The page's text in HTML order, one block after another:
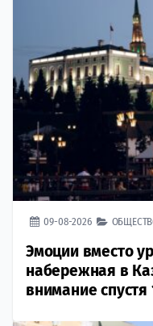
09-08-2026
Эмоции вместо
набережная в
внимание спустя